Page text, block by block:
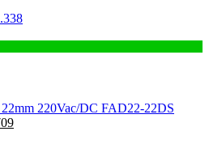
220Vac/DC FAD22-22DS